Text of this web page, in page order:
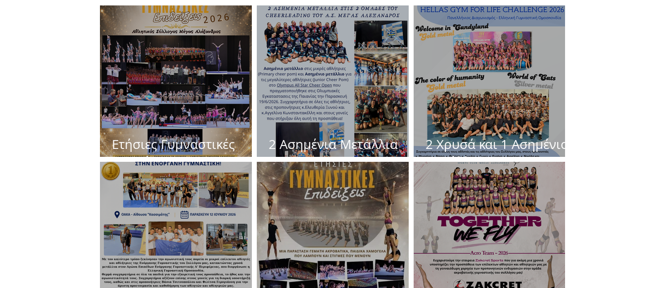
Ετήσιες Γυμναστικές
Επιδείξεις 2026 ! 41
Χρόνια Μαζί !
2 Ασημένια Μετάλλια
στο cheerleading !
2 Χρυσά και 1 Ασημένιο
Μετάλλιο στο Hellas
Gym for Life Challenge
2026